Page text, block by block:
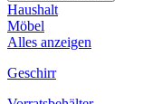
Haushalt
Möbel
Alles anzeigen
Geschirr